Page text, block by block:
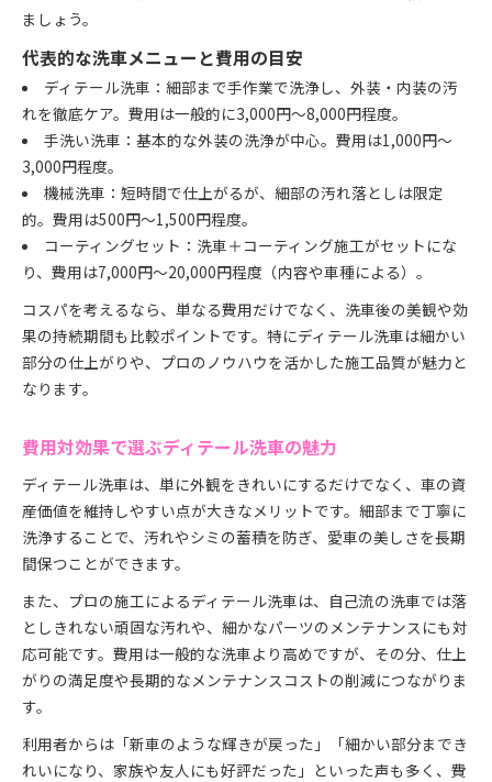
ましょう。
代表的な洗車メニューと費用の目安
ディテール洗車：細部まで手作業で洗浄し、外装・内装の汚
れを徹底ケア。費用は一般的に3,000円～8,000円程度。
手洗い洗車：基本的な外装の洗浄が中心。費用は1,000円～
3,000円程度。
機械洗車：短時間で仕上がるが、細部の汚れ落としは限定
的。費用は500円～1,500円程度。
コーティングセット：洗車＋コーティング施工がセットにな
り、費用は7,000円～20,000円程度（内容や車種による）。
コスパを考えるなら、単なる費用だけでなく、洗車後の美観や効
果の持続期間も比較ポイントです。特にディテール洗車は細かい
部分の仕上がりや、プロのノウハウを活かした施工品質が魅力と
なります。
費用対効果で選ぶディテール洗車の魅力
ディテール洗車は、単に外観をきれいにするだけでなく、車の資
産価値を維持しやすい点が大きなメリットです。細部まで丁寧に
洗浄することで、汚れやシミの蓄積を防ぎ、愛車の美しさを長期
間保つことができます。
また、プロの施工によるディテール洗車は、自己流の洗車では落
としきれない頑固な汚れや、細かなパーツのメンテナンスにも対
応可能です。費用は一般的な洗車より高めですが、その分、仕上
がりの満足度や長期的なメンテナンスコストの削減につながりま
す。
利用者からは「新車のような輝きが戻った」「細かい部分までき
れいになり、家族や友人にも好評だった」といった声も多く、費